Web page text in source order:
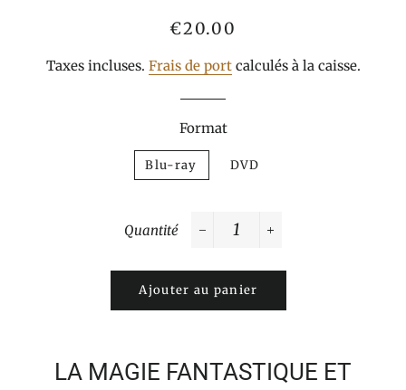
Prix
Prix
€20.00
Taxes incluses. Frais de portcalculés à la caisse.
Format
Blu-ray DVD
Quantité
Ajouter au panier
LA MAGIE FANTASTIQUE ET